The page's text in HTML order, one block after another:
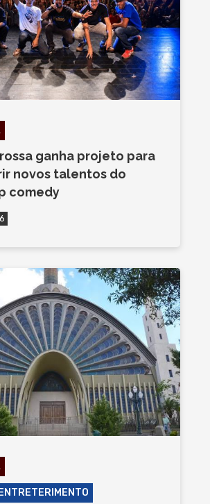
ganha projeto para
novos talentos do
comedy